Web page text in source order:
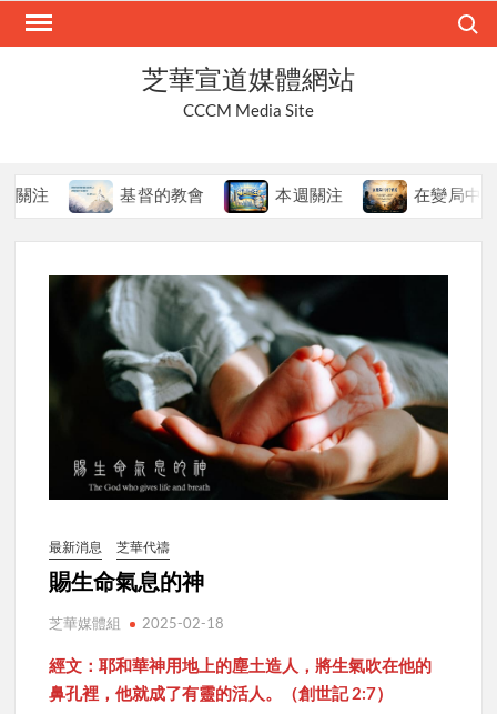
Skip
芝華宣道媒體網站
CCCM Media Site
基督的教會 本週關注 在變局中持守真道
最新消息 芝華代禱
賜生命氣息的神
芝華媒體組 2025-02-18
經文：耶和華神用地上的塵土造人，將生氣吹在他的
鼻孔裡，他就成了有靈的活人。（創世記 2:7）